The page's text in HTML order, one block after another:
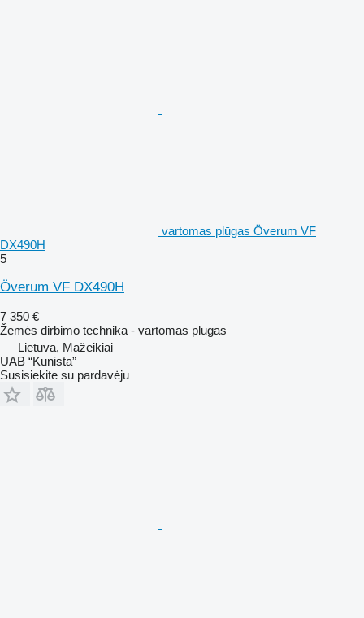
vartomas plūgas Överum VF
DX490H
5
Överum VF DX490H
7 350 €
Žemės dirbimo technika - vartomas plūgas
Lietuva, Mažeikiai
UAB “Kunista”
Susisiekite su pardavėju